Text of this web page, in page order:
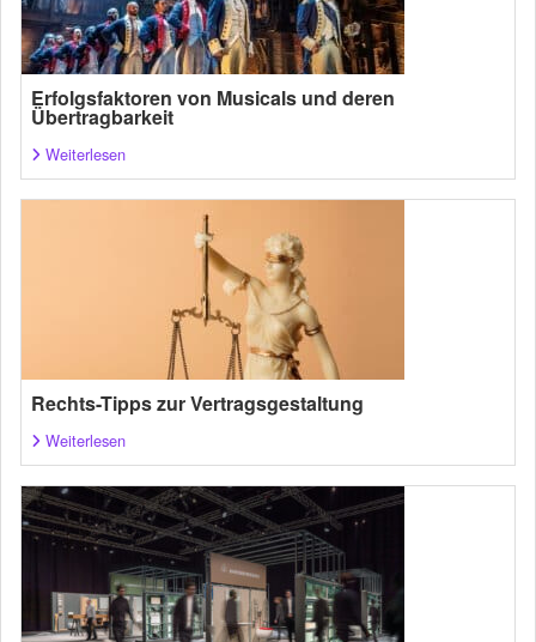
Erfolgsfaktoren von Musicals und deren
Übertragbarkeit
Weiterlesen
Rechts-Tipps zur Vertragsgestaltung
Weiterlesen